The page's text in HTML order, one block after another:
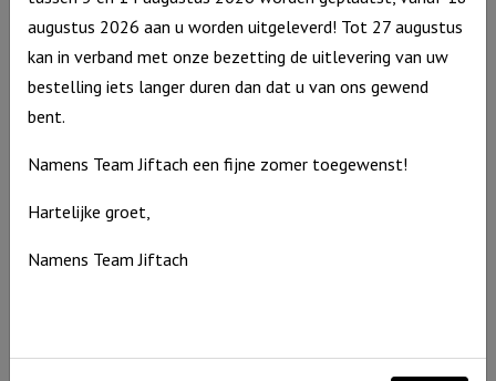
'Papa
ik
hou
augustus 2026 aan u worden uitgeleverd! Tot 27 augustus
kan in verband met onze bezetting de uitlevering van uw
bestelling iets langer duren dan dat u van ons gewend
bent.
Namens Team Jiftach een fijne zomer toegewenst!
Hartelijke groet,
Namens Team Jiftach